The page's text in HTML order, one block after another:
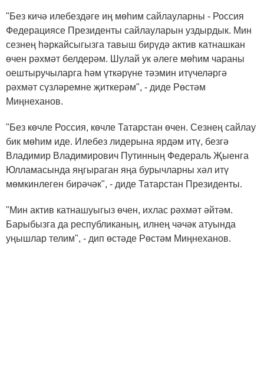
"Без кичә илебездәге иң мөһим сайлауларны - Россия
Федерациясе Президенты сайлауларын уздырдык. Мин
сезнең һәркайсыгызга тавыш бирүдә актив катнашкан
өчен рәхмәт белдерәм. Шулай ук әлеге мөһим чараны
оештыручыларга һәм үткәрүне тәэмин итүчеләргә
рәхмәт сүзләремне җиткерәм", - диде Рөстәм
Миңнеханов.
"Без көчле Россия, көчле Татарстан өчен. Сезнең сайлау
бик мөһим иде. Илебез лидерына ярдәм итү, безгә
Владимир Владимирович Путинның Федераль Җыенга
Юлламасында яңгыраган яңа бурычларны хәл итү
мөмкинлеген бирәчәк", - диде Татарстан Президенты.
"Мин актив катнашуыгыз өчен, ихлас рәхмәт әйтәм.
Барыбызга да республиканың, илнең чәчәк атуында
уңышлар телим", - дип өстәде Рөстәм Миңнеханов.